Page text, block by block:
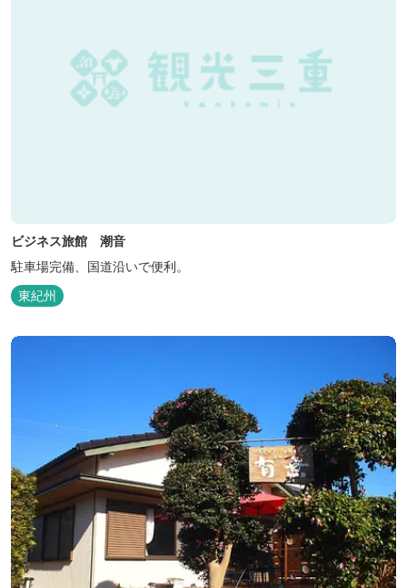
ビジネス旅館 潮音
駐車場完備、国道沿いで便利。
東紀州